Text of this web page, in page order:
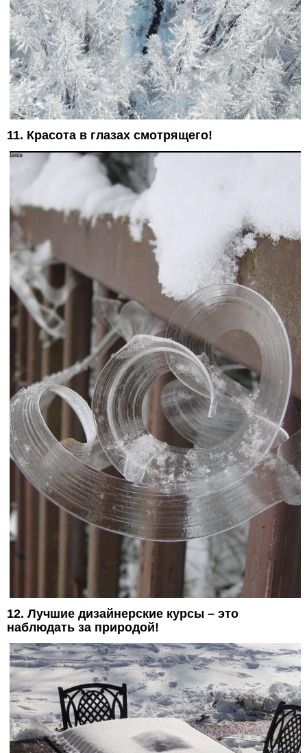
11. Красота в глазах смотрящего!
12. Лучшие дизайнерские курсы – это
наблюдать за природой!